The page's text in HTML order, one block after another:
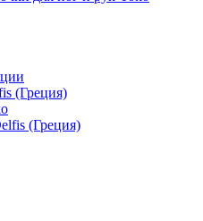
(Греция)
(Греция)